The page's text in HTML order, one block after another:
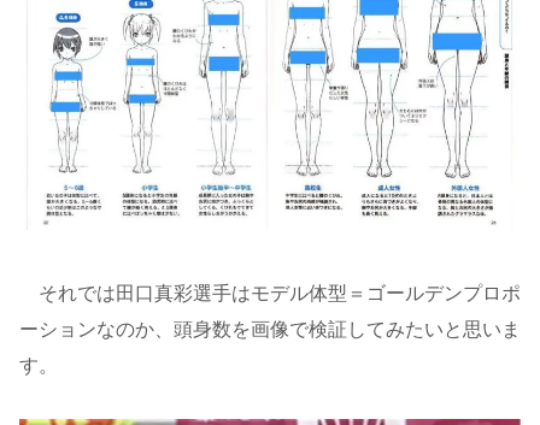
それでは田口真彩選手はモデル体型＝ゴールデンプロポ
ーションなのか、頭身数を画像で検証してみたいと思いま
す。